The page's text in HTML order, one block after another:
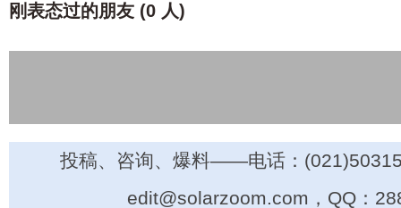
刚表态过的朋友 (0 人)
投稿、咨询、爆料——电话：
edit@solarzoom.com，QQ：